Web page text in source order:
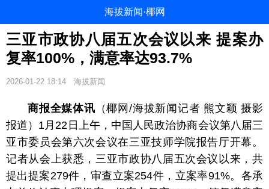
海拔新闻·椰网
三亚市政协八届五次会议以来 提案办
复率100%，满意率达93.7%
2026-01-22 18:14 海拔新闻
商报全媒体讯 （椰网/海拔新闻记者 熊文颖 摄影
报道）1月22日上午，中国人民政治协商会议第八届三
亚市委员会第六次会议在三亚技师学院报告厅开幕。
记者从会上获悉，三亚市政协八届五次会议以来，共
提出提案279件，审查立案254件，立案率91%。各承